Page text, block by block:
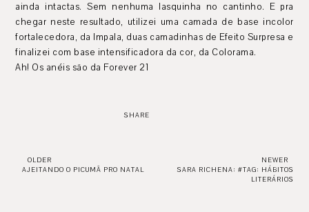
ainda intactas. Sem nenhuma lasquinha no cantinho. E pra
chegar neste resultado, utilizei uma camada de base incolor
fortalecedora, da Impala, duas camadinhas de Efeito Surpresa e
finalizei com base intensificadora da cor, da Colorama.
Ah! Os anéis são da Forever 21
SHARE
OLDER
AJEITANDO O PICUMÃ PRO NATAL
NEWER
SARA RICHENA: #TAG: HÁBITOS
LITERÁRIOS